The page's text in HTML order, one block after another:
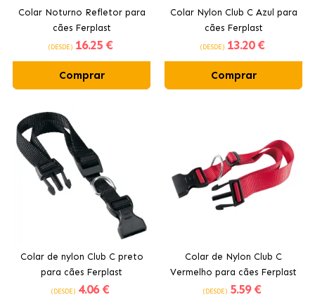
Colar Noturno Refletor para
cães Ferplast
(DESDE) 16.25 €
Comprar
Colar Nylon Club C Azul para
cães Ferplast
(DESDE) 13.20 €
Comprar
Colar de nylon Club C preto
para cães Ferplast
(DESDE) 4.06 €
Colar de Nylon Club C
Vermelho para cães Ferplast
(DESDE) 5.59 €